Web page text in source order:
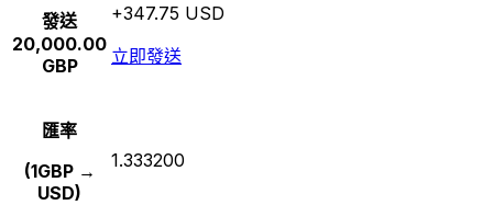
發送
20,000.00
GBP
+347.75 USD
立即發送
匯率
(1GBP →
USD)
1.333200